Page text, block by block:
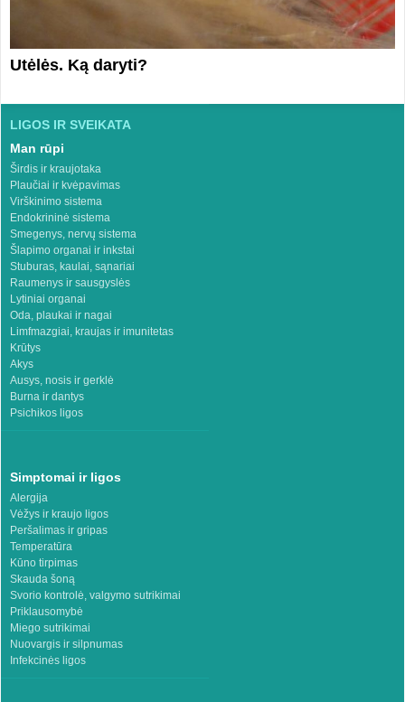
Utėlės. Ką daryti?
LIGOS IR SVEIKATA
Man rūpi
Širdis ir kraujotaka
Plaučiai ir kvėpavimas
Virškinimo sistema
Endokrininė sistema
Smegenys, nervų sistema
Šlapimo organai ir inkstai
Stuburas, kaulai, sąnariai
Raumenys ir sausgyslės
Lytiniai organai
Oda, plaukai ir nagai
Limfmazgiai, kraujas ir imunitetas
Krūtys
Akys
Ausys, nosis ir gerklė
Burna ir dantys
Psichikos ligos
Simptomai ir ligos
Alergija
Vėžys ir kraujo ligos
Peršalimas ir gripas
Temperatūra
Kūno tirpimas
Skauda šoną
Svorio kontrolė, valgymo sutrikimai
Priklausomybė
Miego sutrikimai
Nuovargis ir silpnumas
Infekcinės ligos